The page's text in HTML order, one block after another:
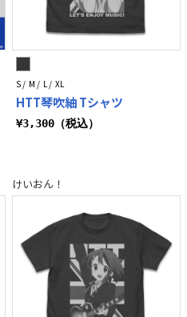
S / M / L / XL
HTT琴吹紬 Tシャツ
¥3,300（税込）
けいおん！